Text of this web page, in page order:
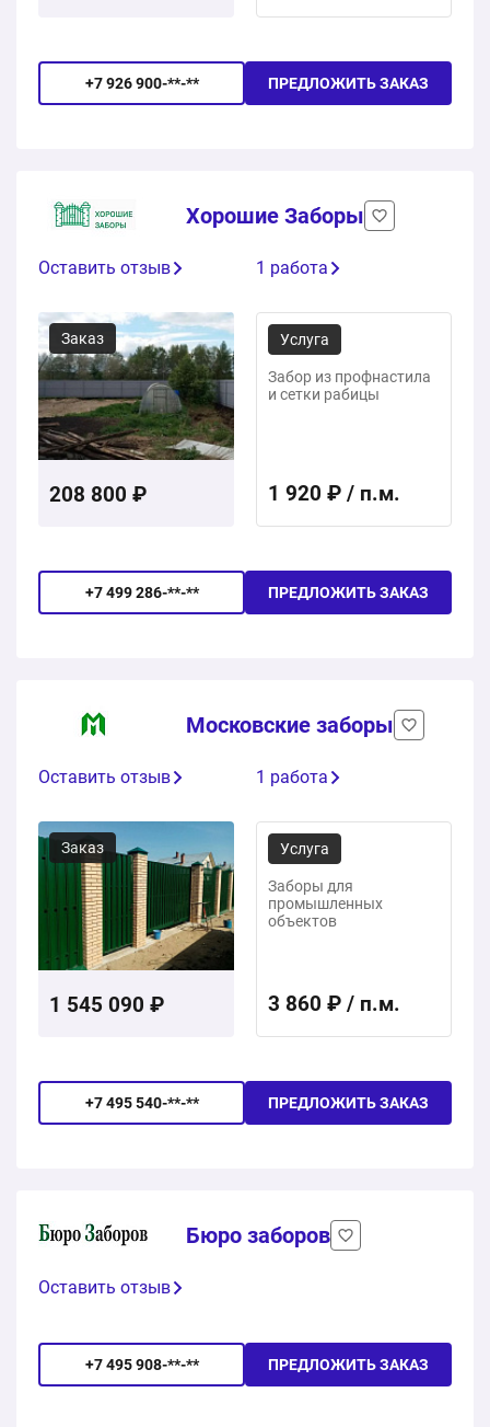
+7 926 900-**-** ПРЕДЛОЖИТЬ ЗАКАЗ
Хорошие Заборы
+7 499 286-**-** ПРЕДЛОЖИТЬ ЗАКАЗ
Оставить отзыв 1 работа
Заказ
208 800 ₽
Услуга
Забор из профнастила
и сетки рабицы
1 920 ₽ / п.м.
Московские заборы
+7 495 540-**-** ПРЕДЛОЖИТЬ ЗАКАЗ
Оставить отзыв 1 работа
Заказ
1 545 090 ₽
Услуга
Заборы для
промышленных
объектов
3 860 ₽ / п.м.
Бюро заборов
+7 495 908-**-** ПРЕДЛОЖИТЬ ЗАКАЗ
Оставить отзыв